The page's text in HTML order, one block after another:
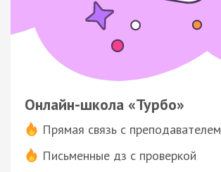
Онлайн-школа «Турбо»
Прямая связь с преподавателем
Письменные дз с проверкой